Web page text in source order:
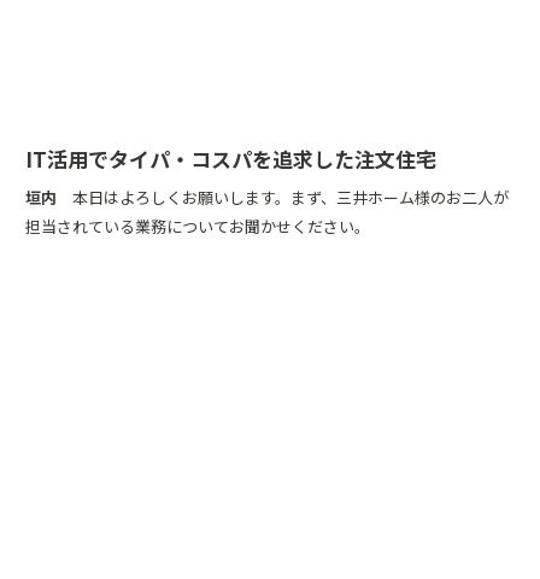
IT活用でタイパ・コスパを追求した注文住宅
垣内 本日はよろしくお願いします。まず、三井ホーム様のお二人が
担当されている業務についてお聞かせください。